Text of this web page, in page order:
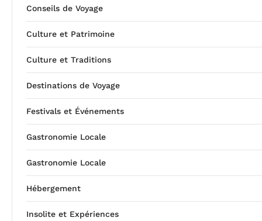
Conseils de Voyage
Culture et Patrimoine
Culture et Traditions
Destinations de Voyage
Festivals et Événements
Gastronomie Locale
Gastronomie Locale
Hébergement
Insolite et Expériences